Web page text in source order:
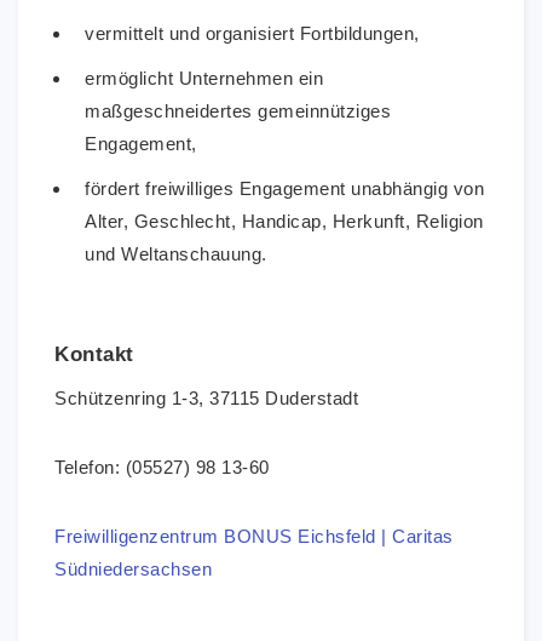
vermittelt und organisiert Fortbildungen,
ermöglicht Unternehmen ein
maßgeschneidertes gemeinnütziges
Engagement,
fördert freiwilliges Engagement unabhängig von
Alter, Geschlecht, Handicap, Herkunft, Religion
und Weltanschauung.
Kontakt
Schützenring 1-3, 37115 Duderstadt
Telefon: (05527) 98 13-60
Freiwilligenzentrum BONUS Eichsfeld | Caritas
Südniedersachsen